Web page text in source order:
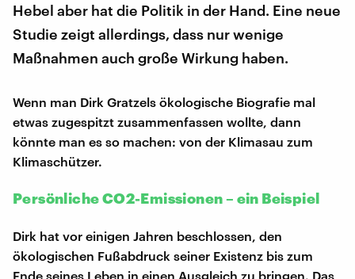
Hebel aber hat die Politik in der Hand. Eine neue
Studie zeigt allerdings, dass nur wenige
Maßnahmen auch große Wirkung haben.
Wenn man Dirk Gratzels ökologische Biografie mal
etwas zugespitzt zusammenfassen wollte, dann
könnte man es so machen: von der Klimasau zum
Klimaschützer.
Persönliche CO2-Emissionen – ein Beispiel
Dirk hat vor einigen Jahren beschlossen, den
ökologischen Fußabdruck seiner Existenz bis zum
Ende seines Leben in einen Ausgleich zu bringen. Das